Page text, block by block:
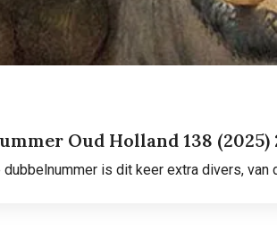
Oud Holland 138
dubbelnummer is dit keer extra divers, van